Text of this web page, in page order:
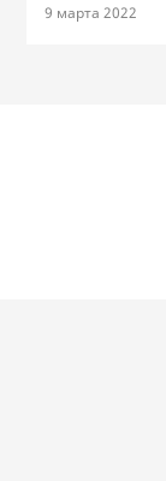
9 марта 2022